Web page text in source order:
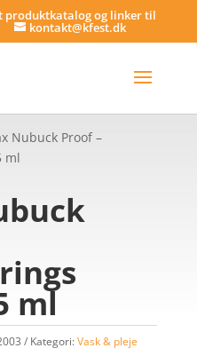
produktkatalog og linker til
kontakt@kfest.dk
Nubuck Proof –
ml
ml
Kategori:Vask & pleje